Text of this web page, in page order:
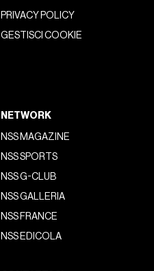
PRIVACY POLICY
GESTISCI COOKIE
NETWORK
NSS MAGAZINE
NSS SPORTS
NSS G-CLUB
NSS GALLERIA
NSS FRANCE
NSS EDICOLA